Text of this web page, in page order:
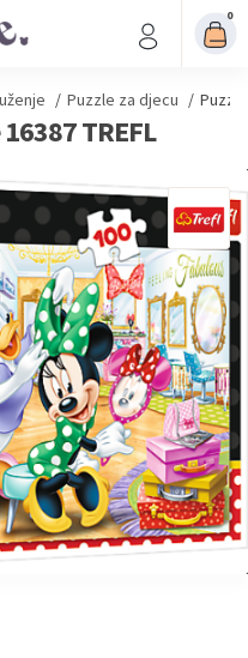
0
/ Puzzle za djecu /
TREFL